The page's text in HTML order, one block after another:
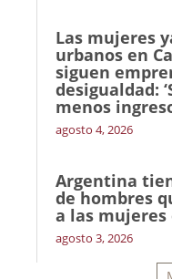
Las mujeres
urbanos en
siguen
desigualdad:
menos
agosto 4, 2026
Argentina
de hombres
a las mujeres
agosto 3, 2026